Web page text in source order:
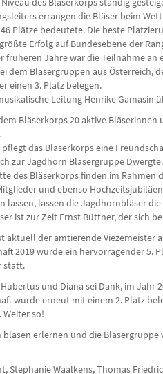
errangen die Bläser beim
Plätze bedeutete. Die beste
Erfolg auf Bundesebene der
früheren Jahre war die Teilnahme
dem Bläsergruppen aus Öster­reich,
einen 3. Platz belegen.
Leitung Henrike Gamasin
Bläserkorps 20 aktive
das Bläserkorps eine
zur Jagdhorn Bläsergruppe
des Bläserkorps finden im Rahmen
und ebenso
lassen, lassen die Jagd­hornbläser
ist zur Zeit Ernst Büttner, der sich
aktuell der amtierende Viezemeister
2019 wurde ein hervorragender 5.
statt.
und Diana sei Dank, im Jahr
wurde erneut mit einem 2. Platz
Weiter so!
blasen erlernen und die
Stephanie Waalkens, Thomas